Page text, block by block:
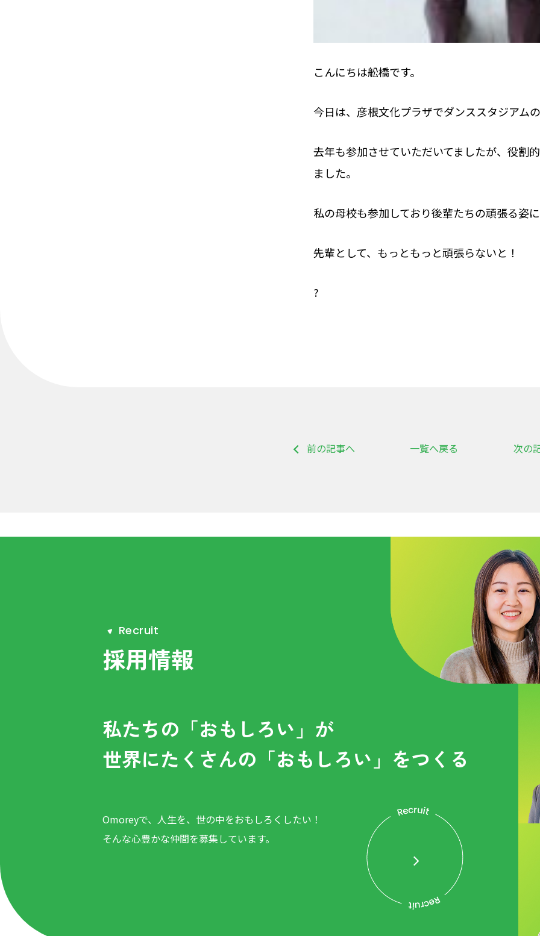
こんにちは舩橋です。
今日は、彦根文化プラザでダンススタジアム
去年も参加させていただいてましたが、役割
ました。
私の母校も参加しており後輩たちの頑張る姿
先輩として、もっともっと頑張らないと！
?
前の記事へ 次の
一覧へ戻る
Recruit
採用情報
私たちの「おもしろい」が
世界にたくさんの 「おもしろい」をつくる
Omoreyで、人生を、世の中をおもしろくしたい！
そんな心豊かな仲間を募集しています。